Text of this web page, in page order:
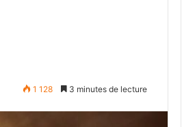
1 128 3 minutes de lecture